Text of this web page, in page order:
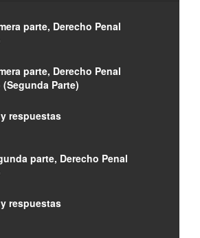
parte, Derecho Penal
parte, Derecho Penal
Parte)
respuestas
parte, Derecho Penal
respuestas